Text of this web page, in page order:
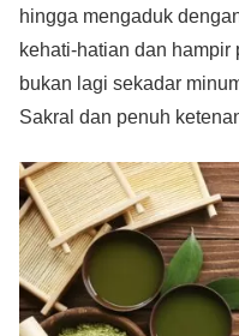
hingga mengaduk
kehati-hatian dan hampir
bukan lagi sekadar
Sakral dan penuh